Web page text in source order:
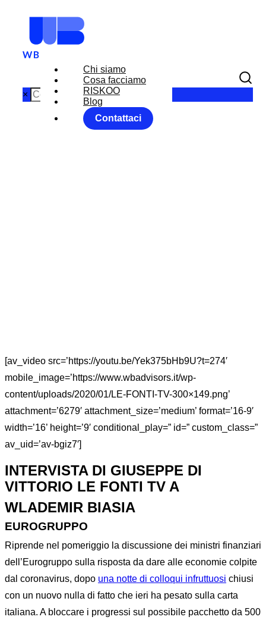
Chi siamo
Cosa facciamo
RISKOO
Blog
Contattaci
×
IN ATTESA
[av_video src=’https://youtu.be/Yek375bHb9U?t=274′
mobile_image=’https://www.wbadvisors.it/wp-
content/uploads/2020/01/LE-FONTI-TV-300×149.png’
attachment=’6279′ attachment_size=’medium’ format=’16-9′
width=’16’ height=’9′ conditional_play=” id=” custom_class=”
av_uid=’av-bgiz7′]
INTERVISTA DI GIUSEPPE DI
VITTORIO LE FONTI TV A
WLADEMIR BIASIA
EUROGRUPPO
Riprende nel pomeriggio la discussione dei ministri finanziari
dell’Eurogruppo sulla risposta da dare alle economie colpite
dal coronavirus, dopo una notte di colloqui infruttuosi chiusi
con un nuovo nulla di fatto che ieri ha pesato sulla carta
italiana. A bloccare i progressi sul possibile pacchetto da 500